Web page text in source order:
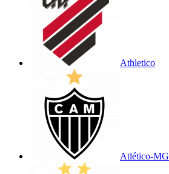
Athletico
Atlético-MG